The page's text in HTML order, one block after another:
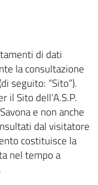
di dati
la consultazione
seguito: “Sito”).
il Sito dell’A.S.P.
e non anche
dal visitatore
costituisce la
nel tempo a